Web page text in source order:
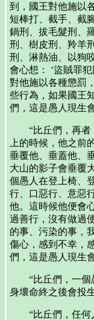
到，國王對他施以
短棒打、截手、截
鍋刑、拔毛髮刑、
刑、樹皮刑、羚羊
刑、淋熱油、以狗
會心想： ‘盜賊罪
對他施以各種懲罰
些行為，如果國王
們，這是愚人現生
“比丘們，再者
上的時候，他之前
垂覆他、垂蓋他、
大山的影子會垂覆
個愚人在登上椅、
行、口惡行、意惡
他。這時候他便會
過善行，沒有做過
的事、污染的事，
傷心，感到不幸，
們，這是愚人現生
“比丘們，一個
身壞命終之後會投
“比丘們，任何人